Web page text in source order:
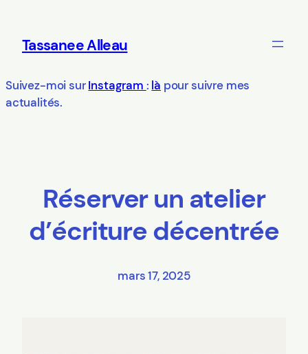
contenu
Tassanee Alleau
Suivez-moi surInstagram : là pour suivre mes
actualités.
Réserver un atelier
d’écriture décentrée
mars 17, 2025